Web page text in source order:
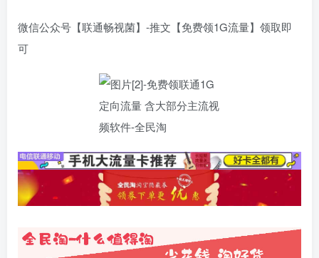
微信公众号【联通畅视菌】-推文【免费领1G流量】领取即
可